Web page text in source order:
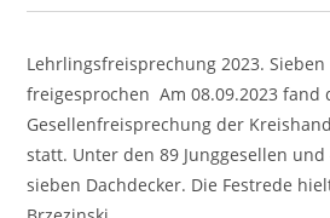
Lehrlingsfreisprechung 2023. Sieben
freigesprochen Am 08.09.2023 fand
Gesellenfreisprechung der
statt. Unter den 89 Junggesellen
sieben Dachdecker. Die Festrede